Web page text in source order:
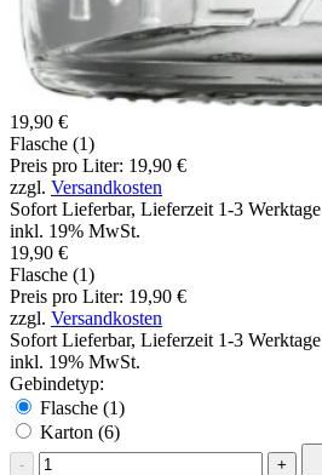
19,90 €
Flasche (1)
Preis pro Liter: 19,90 €
zzgl. Versandkosten
Sofort Lieferbar, Lieferzeit 1-3 Werktage
inkl. 19% MwSt.
19,90 €
Flasche (1)
Preis pro Liter: 19,90 €
zzgl. Versandkosten
Sofort Lieferbar, Lieferzeit 1-3 Werktage
inkl. 19% MwSt.
Gebindetyp:
Flasche (1)
Karton (6)
- +